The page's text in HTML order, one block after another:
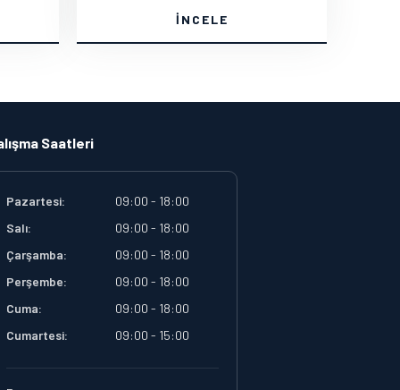
İNCELE
Saatleri
Pazartesi:
09:00 - 18:00
Salı:
09:00 - 18:00
Çarşamba:
09:00 - 18:00
Perşembe:
09:00 - 18:00
Cuma:
09:00 - 18:00
Cumartesi:
09:00 - 15:00